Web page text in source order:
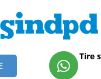
Tire